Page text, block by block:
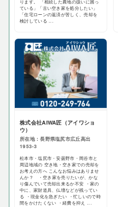
ります。 「相続した農地の扱いに困っ
ている」「古い空き家を処分したい」
「住宅ローンの返済が苦しく、売却を
検討している ...
株式会社AIWA匠（アイワショ
ウ）
所在地：長野県塩尻市広丘高出
1953-3
松本市・塩尻市・安曇野市・岡谷市と
周辺地域の 空き地・空き家での売却を
お考えの方へ こんなお悩みはありませ
んか？ ・空き家を売りたいが、かな
り傷んでいて売却出来るか不安 ・家の
中に、家財道具、仏壇などが残ってい
る ・現金化を急ぎたい ・忙しいので時
間をかけたくない ・経費を抑え ...